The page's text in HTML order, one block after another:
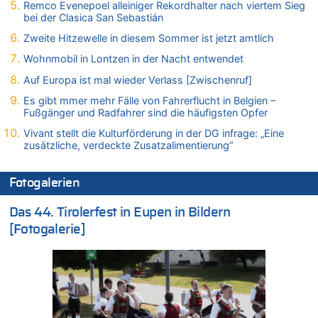
Wasserstand des Rheins in NRW so niedrig wie noch nie
06.08.2026 - 10:17 von Richtig zu
Wasserstand des Rheins in NRW so niedrig wie noch nie
06.08.2026 - 10:09 von Dax zu
Zweite Hitzewelle in diesem Sommer ist jetzt amtlich
06.08.2026 - 10:02 von Soso zu
Aachen ab 11. August wieder Mekka des Pferdesports –
06.08.2026 - 09:22 von Zuhörer zu
06.08.2026 - 09:13 von 5/11 zu
Wasserstand des Rheins in NRW so niedrig wie noch nie
06.08.2026 - 09:05 von 5/11 zu
Mehrere Menschen in Londons City niedergestochen
06.08.2026 - 08:39 von Eifel_er zu
Mehrere Menschen in Londons City niedergestochen
Remco Evenepoel alleiniger Rekordhalter nach viertem Sieg
bei der Clasica San Sebastián
Zweite Hitzewelle in diesem Sommer ist jetzt amtlich
Wohnmobil in Lontzen in der Nacht entwendet
Auf Europa ist mal wieder Verlass [Zwischenruf]
Es gibt mmer mehr Fälle von Fahrerflucht in Belgien –
Fußgänger und Radfahrer sind die häufigsten Opfer
Vivant stellt die Kulturförderung in der DG infrage: „Eine
zusätzliche, verdeckte Zusatzalimentierung“
Fotogalerien
Das 44. Tirolerfest in Eupen in Bildern
[Fotogalerie]